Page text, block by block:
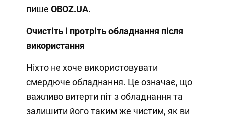
пише OBOZ.UA.
Очистіть і протріть обладнання після
використання
Ніхто не хоче використовувати
смердюче обладнання. Це означає, що
важливо витерти піт з обладнання та
залишити його таким же чистим, як ви